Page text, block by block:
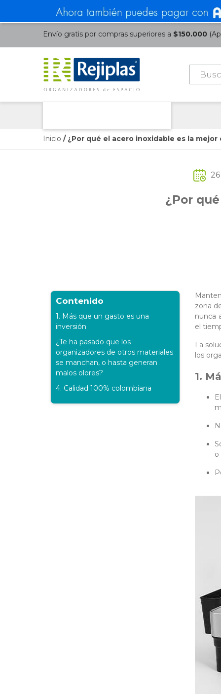
Envío gratis por compras superiores a $150.000
Inicio / ¿Por qué el acero inoxidable es la
¿Por
Contenido
1. Más que un gasto es una
inversión
¿Te ha pasado que los
organizadores de otros materiales
se manchan, o hasta generan
malos olores?
4. Calidad 100% colombiana
zona
nunca
el
La
los
1.
o